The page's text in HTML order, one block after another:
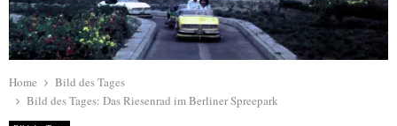
Home
Bild des Tages
Bild des Tages: Das Riesenrad im Berliner Spreepark